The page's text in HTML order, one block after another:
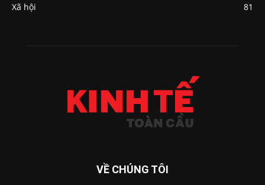
Xã hội
81
VỀ CHÚNG TÔI